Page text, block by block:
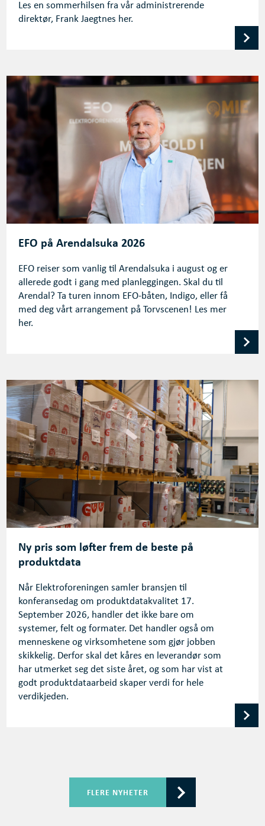
Les en sommerhilsen fra vår administrerende
direktør, Frank Jaegtnes her.
EFO på Arendalsuka 2026
EFO reiser som vanlig til Arendalsuka i august og er
allerede godt i gang med planleggingen. Skal du til
Arendal? Ta turen innom EFO-båten, Indigo, eller få
med deg vårt arrangement på Torvscenen! Les mer
her.
Ny pris som løfter frem de beste på
produktdata
Når Elektroforeningen samler bransjen til
konferansedag om produktdatakvalitet 17.
September 2026, handler det ikke bare om
systemer, felt og formater. Det handler også om
menneskene og virksomhetene som gjør jobben
skikkelig. Derfor skal det kåres en leverandør som
har utmerket seg det siste året, og som har vist at
godt produktdataarbeid skaper verdi for hele
verdikjeden.
FLERE NYHETER